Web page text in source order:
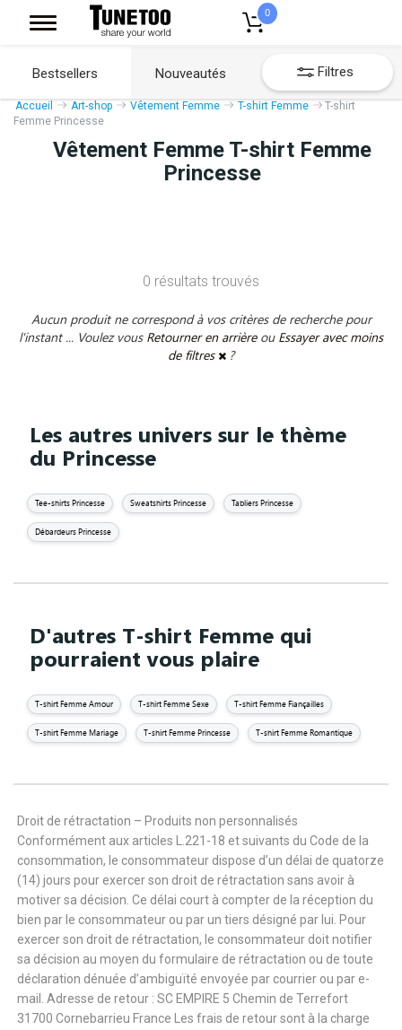
0
Bestsellers Nouveautés Filtres
Accueil Art-shop Vêtement Femme T-shirt Femme
T-shirt
Femme Princesse
Vêtement Femme T-shirt Femme
Princesse
0 résultats trouvés
Aucun produit ne correspond à vos critères de recherche pour
l'instant ... Voulez vous Retourner en arrière ou Essayer avec moins
de filtres
?
Les autres univers sur le thème
du Princesse
Tee-shirts Princesse Sweatshirts Princesse Tabliers Princesse
Débardeurs Princesse
D'autres T-shirt Femme qui
pourraient vous plaire
T-shirt Femme Amour T-shirt Femme Sexe T-shirt Femme Fiançailles
T-shirt Femme Mariage T-shirt Femme Princesse T-shirt Femme Romantique
Droit de rétractation – Produits non personnalisés
Conformément aux articles L.221-18 et suivants du Code de la
consommation, le consommateur dispose d’un délai de quatorze
(14) jours pour exercer son droit de rétractation sans avoir à
motiver sa décision. Ce délai court à compter de la réception du
bien par le consommateur ou par un tiers désigné par lui. Pour
exercer son droit de rétractation, le consommateur doit notifier
sa décision au moyen du formulaire de rétractation ou de toute
déclaration dénuée d’ambiguïté envoyée par courrier ou par e-
mail. Adresse de retour : SC EMPIRE 5 Chemin de Terrefort
31700 Cornebarrieu France Les frais de retour sont à la charge